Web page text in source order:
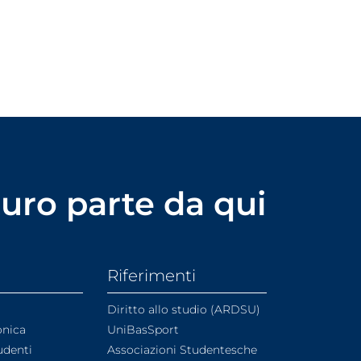
parte da qui
Riferimenti
Diritto allo studio (ARDSU)
UniBasSport
Associazioni Studentesche